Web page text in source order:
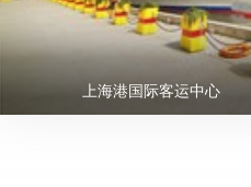
上海港国际客运中心